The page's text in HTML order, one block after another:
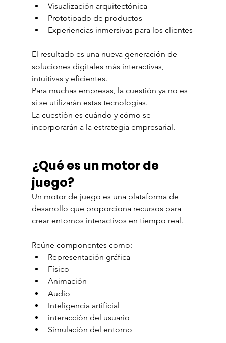
Visualización arquitectónica
Prototipado de productos
Experiencias inmersivas para los clientes
El resultado es una nueva generación de
soluciones digitales más interactivas,
intuitivas y eficientes.
Para muchas empresas, la cuestión ya no es
si se utilizarán estas tecnologías.
La cuestión es cuándo y cómo se
incorporarán a la estrategia empresarial.
¿Qué es un motor de
juego?
Un motor de juego es una plataforma de
desarrollo que proporciona recursos para
crear entornos interactivos en tiempo real.
Reúne componentes como:
Representación gráfica
Físico
Animación
Audio
Inteligencia artificial
interacción del usuario
Simulación del entorno